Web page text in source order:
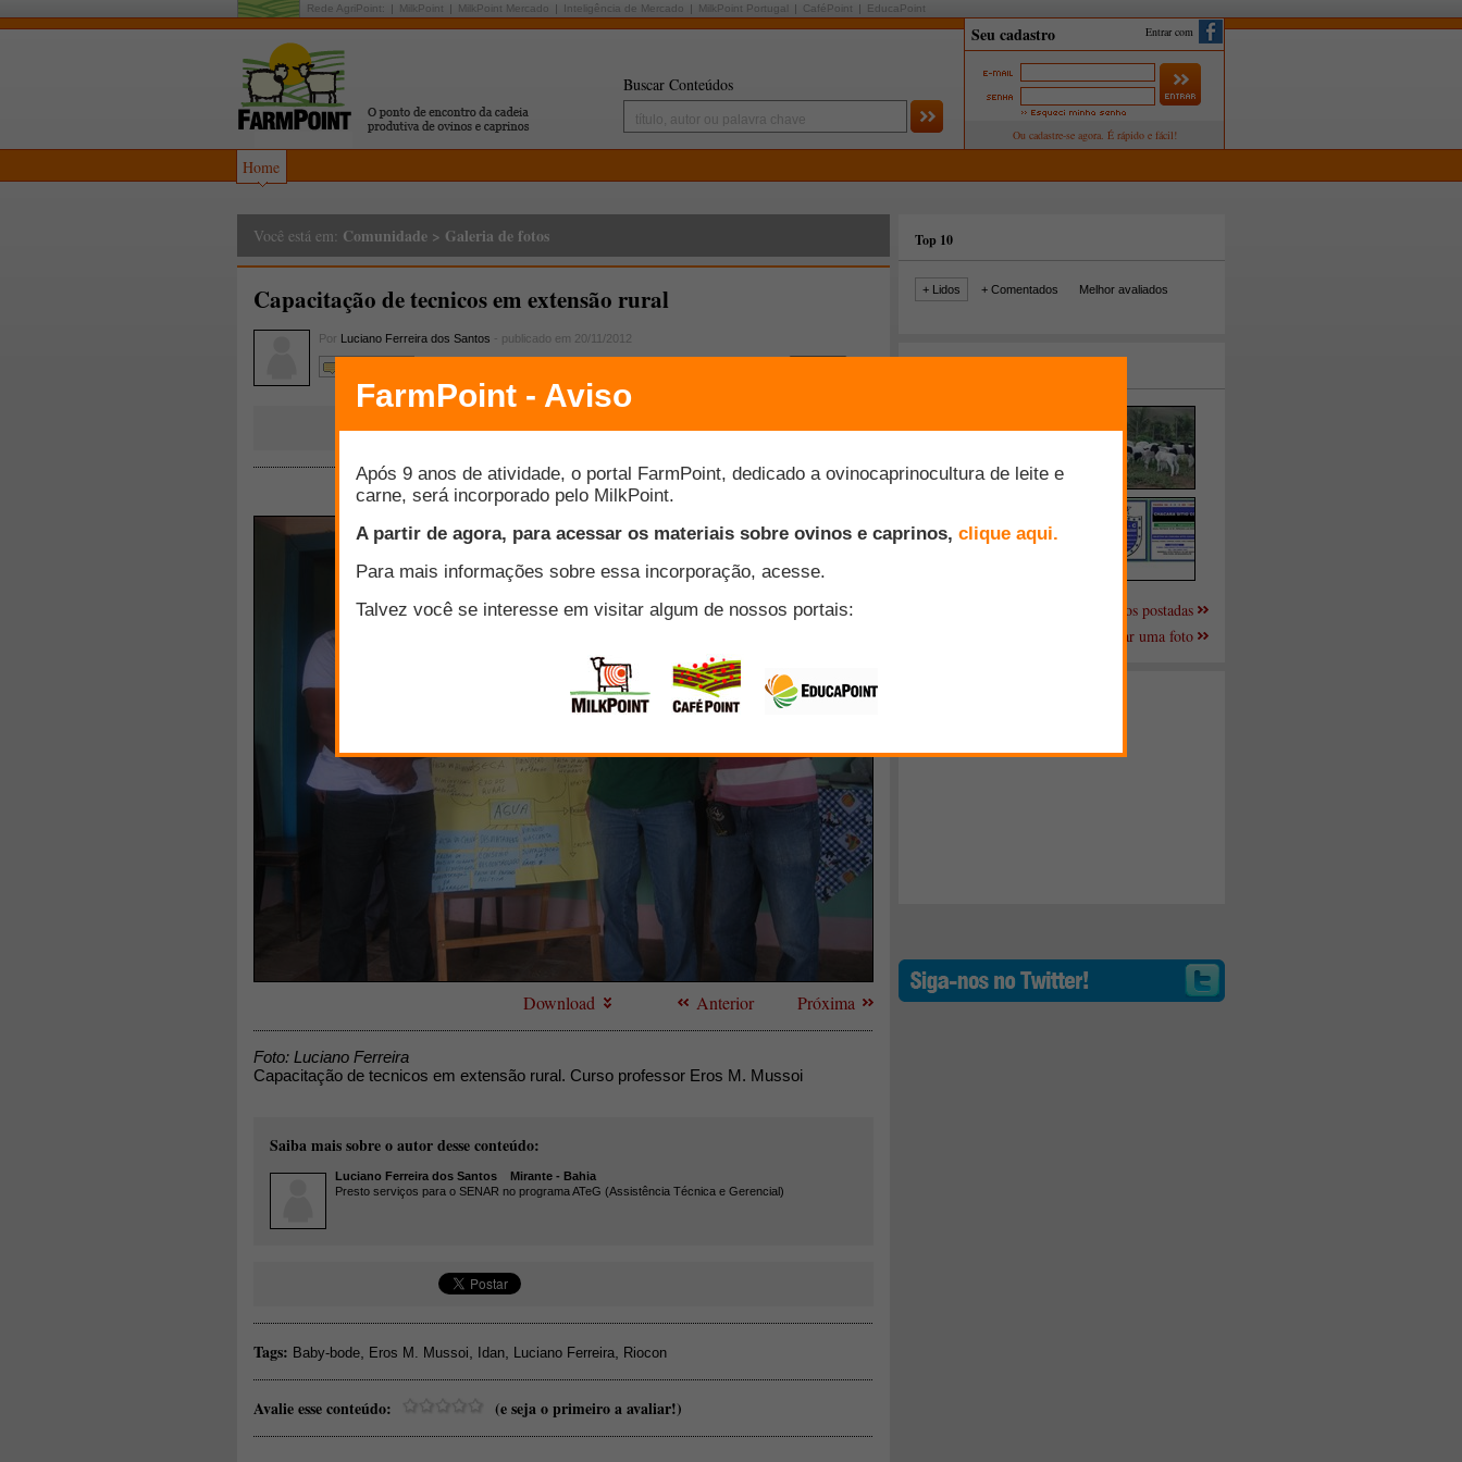
Rede AgriPoint: MilkPoint MilkPoint Mercado Inteligência de Mercado MilkPoint Portugal CaféPoint EducaPoint
Buscar Conteúdos
Entrar com
Home
Você está em: Comunidade > Galeria de fotos
Capacitação de tecnicos em extensão rural
Por Luciano Ferreira dos Santos - publicado em 20/11/2012
Próxima
Anterior
Download
Foto: Luciano Ferreira
Capacitação de tecnicos em extensão rural. Curso professor Eros M. Mussoi
Saiba mais sobre o autor desse conteúdo:
Luciano Ferreira dos Santos Mirante - Bahia
Presto serviços para o SENAR no programa ATeG (Assistência Técnica e Gerencial)
Tags: Baby-bode Eros M. Mussoi Idan Luciano Ferreira Riocon
Avalie esse conteúdo: (e seja o primeiro a avaliar!)
Top 10
+ Lidos + Comentados Melhor avaliados
Mais fotos postadas
Enviar uma foto